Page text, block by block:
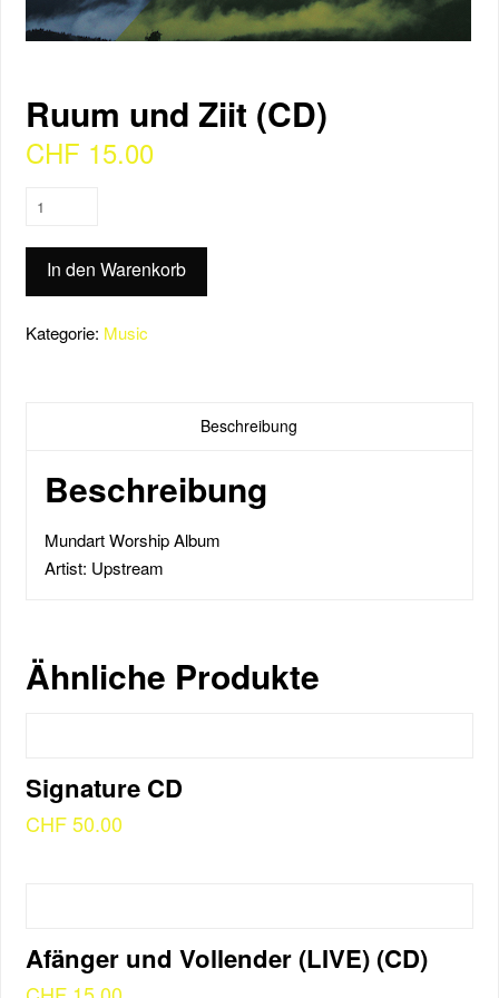
Ruum und Ziit (CD)
CHF 15.00
Ruum
(CD)
In den Warenkorb
Kategorie: Music
Beschreibung
Beschreibung
Mundart Worship Album
Artist: Upstream
Ähnliche Produkte
Signature CD
CHF50.00
Afänger und Vollender (LIVE) (CD)